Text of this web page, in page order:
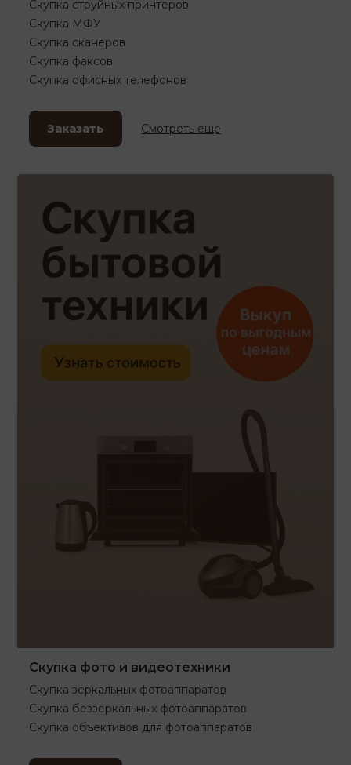
Скупка струйных принтеров
Скупка МФУ
Скупка сканеров
Скупка факсов
Скупка офисных телефонов
Заказать Смотреть еще
Скупка фото и видеотехники
Скупка зеркальных фотоаппаратов
Скупка беззеркальных фотоаппаратов
Скупка объективов для фотоаппаратов